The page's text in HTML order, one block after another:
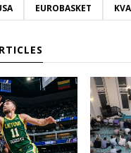
EUROBASKET